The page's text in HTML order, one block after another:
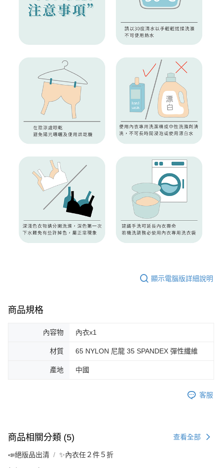
顯示電腦版詳細說明
商品規格
內容物 內衣x1
材質 65 NYLON 尼龍 35 SPANDEX 彈性纖維
產地 中國
客服
商品相關分類 (5) 查看全部
📣絕版品出清 ✨內衣任２件５折